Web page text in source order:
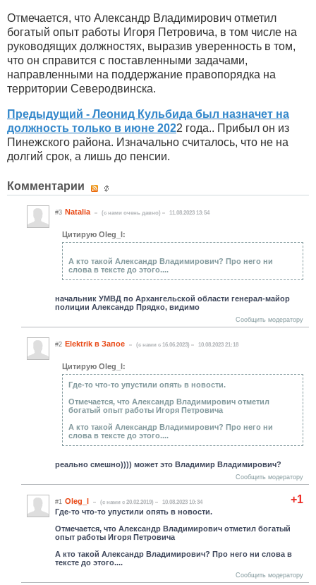
Отмечается, что Александр Владимирович отметил
богатый опыт работы Игоря Петровича, в том числе на
руководящих должностях, выразив уверенность в том,
что он справится с поставленными задачами,
направленными на поддержание правопорядка на
территории Северодвинска.
Предыдущий - Леонид Кульбида был назначет на
должность только в июне 2022 года.. Прибыл он из
Пинежского района. Изначально считалось, что не на
долгий срок, а лишь до пенсии.
Комментарии
#3 Natalia (c нами очень давно) 11.08.2023 13:54
Цитирую Oleg_l:
А кто такой Александр Владимирович? Про него ни
слова в тексте до этого....
начальник УМВД по Архангельской области генерал-майор
полиции Александр Прядко, видимо
Сообщить модератору
#2 Elektrik в Запое (c нами с 16.06.2023) 10.08.2023 21:18
Цитирую Oleg_l:
Где-то что-то упустили опять в новости.
Отмечается, что Александр Владимирович отметил
богатый опыт работы Игоря Петровича
А кто такой Александр Владимирович? Про него ни
слова в тексте до этого....
реально смешно)))) может это Владимир Владимирович?
Сообщить модератору
+1
#1 Oleg_l (c нами с 20.02.2019) 10.08.2023 10:34
Где-то что-то упустили опять в новости.
Отмечается, что Александр Владимирович отметил богатый
опыт работы Игоря Петровича
А кто такой Александр Владимирович? Про него ни слова в
тексте до этого....
Сообщить модератору